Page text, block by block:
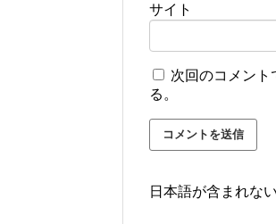
サイト
次回のコメント
る。
日本語が含まれな